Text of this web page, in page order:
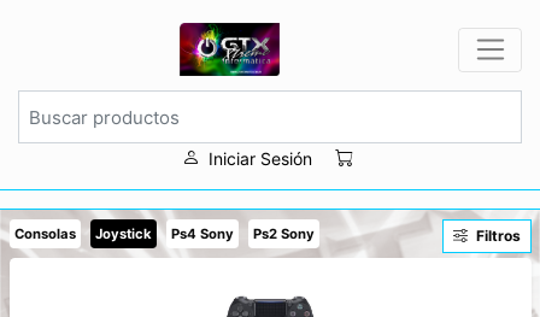
Iniciar Sesión
Consolas Joystick Ps4 Sony Ps2 Sony Filtros